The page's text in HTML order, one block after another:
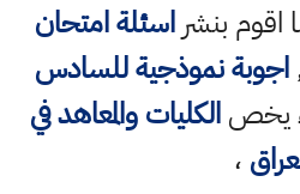
اقوم بنشراسئلة امتحان
اجوبة نموذجية للسادس
يخصالكليات والمعاهد في
،